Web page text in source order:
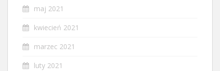
maj 2021
kwiecień 2021
marzec 2021
luty 2021